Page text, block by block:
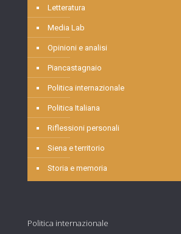
Letteratura
Media Lab
Opinioni e analisi
Piancastagnaio
Politica internazionale
Politica Italiana
Riflessioni personali
Siena e territorio
Storia e memoria
Politica internazionale